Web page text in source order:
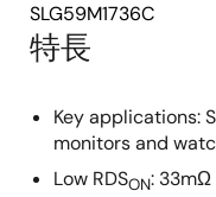
特長
Key applications:
monitors and
Low RDSON: 33mΩ
SLG59M1736C